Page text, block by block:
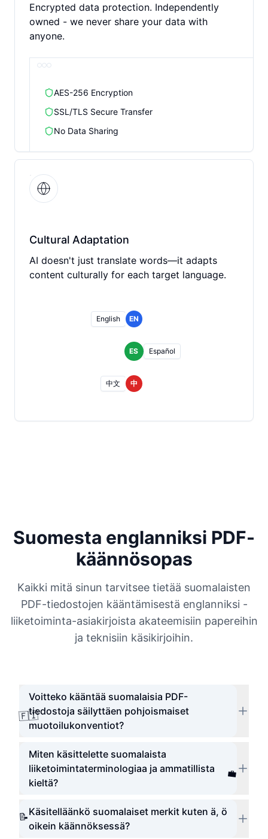
Encrypted data protection. Independently
owned - we never share your data with
anyone.
AES-256 Encryption
SSL/TLS Secure Transfer
No Data Sharing
Cultural Adaptation
AI doesn't just translate words—it adapts
content culturally for each target language.
English EN
ES Español
中文 中
Suomesta englanniksi PDF-
käännösopas
Kaikki mitä sinun tarvitsee tietää suomalaisten
PDF-tiedostojen kääntämisestä englanniksi -
liiketoiminta-asiakirjoista akateemisiin papereihin
ja teknisiin käsikirjoihin.
🇫🇮
Voitteko kääntää suomalaisia PDF-
tiedostoja säilyttäen pohjoismaiset
muotoilukonventiot?
💼
Miten käsittelette suomalaista
liiketoimintaterminologiaa ja ammatillista
kieltä?
📝Käsitelläänkö suomalaiset merkit kuten ä, ö
oikein käännöksessä?